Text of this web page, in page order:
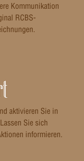
Kommunikation
RCBS-
aktivieren Sie in
Sie sich
informieren.